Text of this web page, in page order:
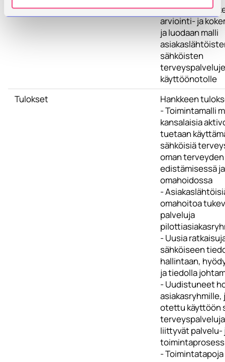
- Kootaan
arviointi- ja
ja luodaan malli
sähköisten
käyttöönotolle
Tulokset
Hankkeen
- Toimintamalli
kansalaisia
tuetaan
sähköisiä
oman terveyden
edistämisessä ja
omahoidossa
-
omahoitoa
palveluja
- Uusia
sähköiseen
hallintaan,
ja tiedolla
- Uudistuneet
asiakasryhmille,
otettu käyttöön
liittyvät palvelu-
-